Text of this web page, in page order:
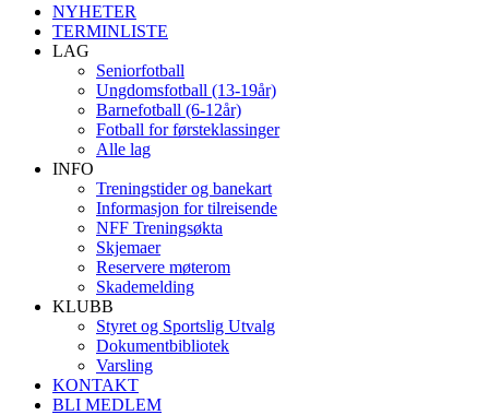
NYHETER
TERMINLISTE
LAG
Seniorfotball
Ungdomsfotball (13-19år)
Barnefotball (6-12år)
Fotball for førsteklassinger
Alle lag
INFO
Treningstider og banekart
Informasjon for tilreisende
NFF Treningsøkta
Skjemaer
Reservere møterom
Skademelding
KLUBB
Styret og Sportslig Utvalg
Dokumentbibliotek
Varsling
KONTAKT
BLI MEDLEM